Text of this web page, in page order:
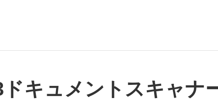
キュメントスキャナ